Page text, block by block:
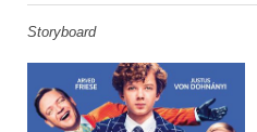
Storyboard